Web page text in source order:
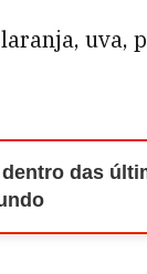
uva,
das